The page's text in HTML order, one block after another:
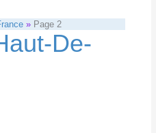
Page 2
De-